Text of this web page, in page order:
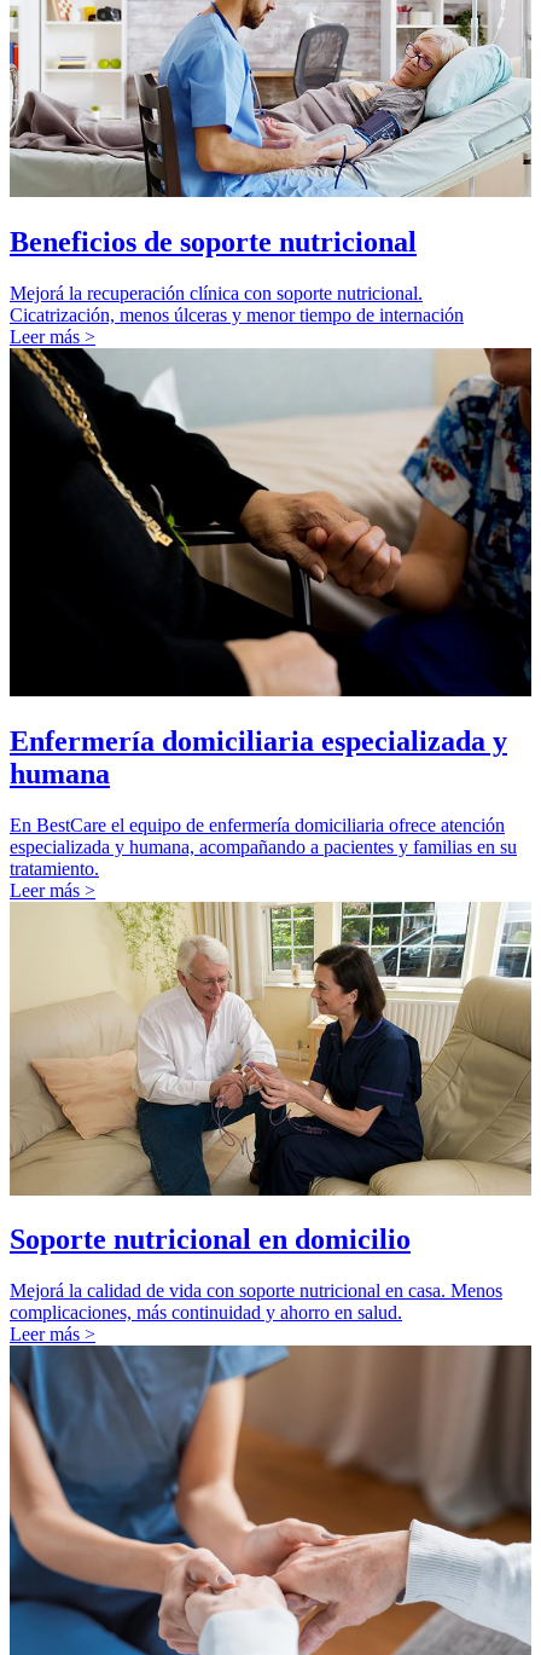
Beneficios de soporte nutricional
Mejorá la recuperación clínica con soporte nutricional.
Cicatrización, menos úlceras y menor tiempo de internación
Leer más >
Enfermería domiciliaria especializada y
humana
En BestCare el equipo de enfermería domiciliaria ofrece atención
especializada y humana, acompañando a pacientes y familias en su
tratamiento.
Leer más >
Soporte nutricional en domicilio
Mejorá la calidad de vida con soporte nutricional en casa. Menos
complicaciones, más continuidad y ahorro en salud.
Leer más >